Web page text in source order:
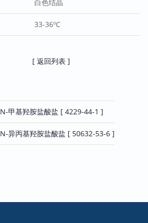
白色结晶
33-36ºC
[ 返回列表 ]
N-甲基羟胺盐酸盐 [ 4229-44-1 ]
N-异丙基羟胺盐酸盐 [ 50632-53-6 ]